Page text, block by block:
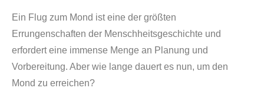
Ein Flug zum Mond ist eine der größten
Errungenschaften der Menschheitsgeschichte und
erfordert eine immense Menge an Planung und
Vorbereitung. Aber wie lange dauert es nun, um den
Mond zu erreichen?